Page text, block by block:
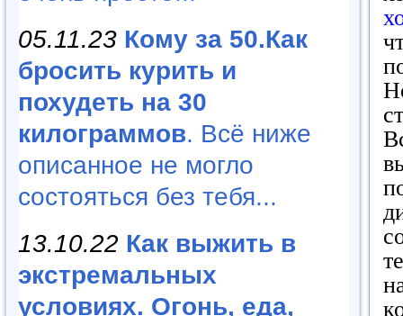
05.11.23 Кому за 50.Как
бросить курить и
похудеть на 30
килограммов. Всё ниже
описанное не могло
состояться без тебя...
13.10.22 Как выжить в
экстремальных
условиях. Огонь, еда,